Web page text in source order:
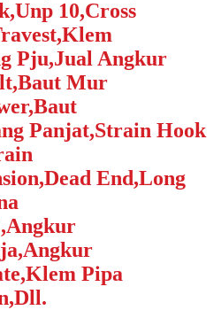
10,Cross
Pju,Jual Angkur
Mur
Panjat,Strain Hook
End,Long
Pipa